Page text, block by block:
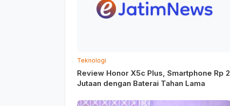
Teknologi
Review Honor X5c Plus, Smartphone Rp 2
Jutaan dengan Baterai Tahan Lama